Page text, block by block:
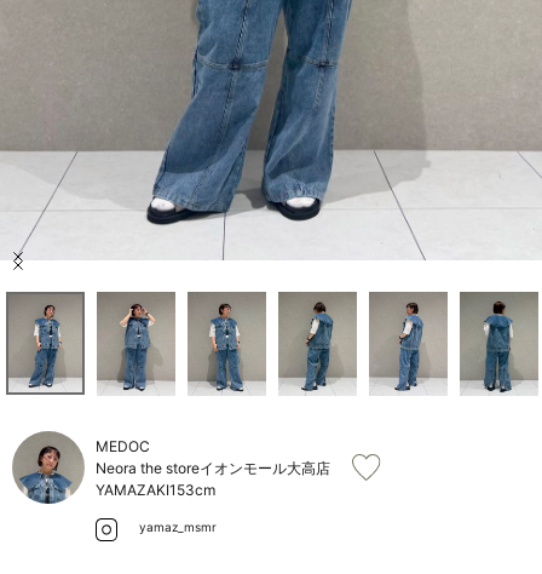
ブランド一覧
店舗検索
ご利用ガイド/ヘルプ
Item
MEDOC
Neora the storeイオンモール大高店
YAMAZAKI153cm
yamaz_msmr